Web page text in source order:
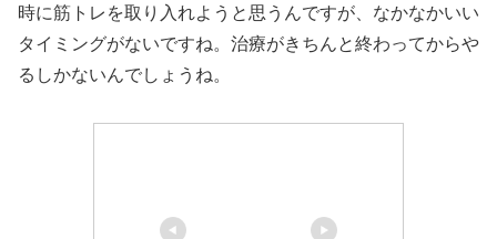
時に筋トレを取り入れようと思うんですが、なかなかいい
タイミングがないですね。治療がきちんと終わってからや
るしかないんでしょうね。